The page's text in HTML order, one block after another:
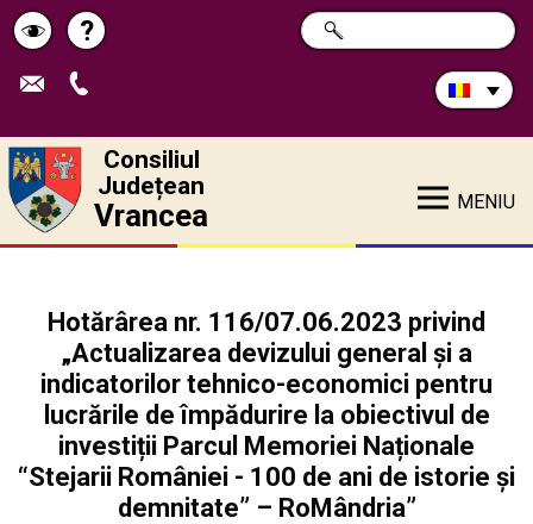
Schimbă
contrastul
Pagina
de
?
Caută
în
CAUTĂ
Consiliul
Județean
Vrancea MENIU
Hotărârea nr. 116/07.06.2023 privind
„Actualizarea devizului general și a
indicatorilor tehnico-economici pentru
lucrările de împădurire la obiectivul de
investiții Parcul Memoriei Naționale
“Stejarii României - 100 de ani de istorie și
demnitate” – RoMândria”